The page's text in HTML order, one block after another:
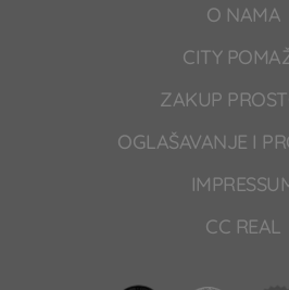
O NAMA
CITY
ZAKUP
OGLAŠAVANJE I
CC REAL